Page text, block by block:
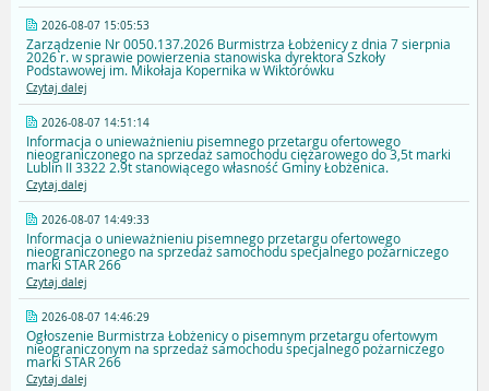
2026-08-07 15:05:53
Zarządzenie Nr 0050.137.2026 Burmistrza Łobżenicy z dnia 7 sierpnia
2026 r. w sprawie powierzenia stanowiska dyrektora Szkoły
Podstawowej im. Mikołaja Kopernika w Wiktorówku
Czytaj dalej
2026-08-07 14:51:14
Informacja o unieważnieniu pisemnego przetargu ofertowego
nieograniczonego na sprzedaż samochodu ciężarowego do 3,5t marki
Lublin II 3322 2.9t stanowiącego własność Gminy Łobżenica.
Czytaj dalej
2026-08-07 14:49:33
Informacja o unieważnieniu pisemnego przetargu ofertowego
nieograniczonego na sprzedaż samochodu specjalnego pożarniczego
marki STAR 266
Czytaj dalej
2026-08-07 14:46:29
Ogłoszenie Burmistrza Łobżenicy o pisemnym przetargu ofertowym
nieograniczonym na sprzedaż samochodu specjalnego pożarniczego
marki STAR 266
Czytaj dalej